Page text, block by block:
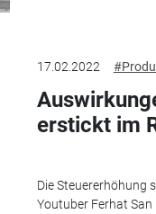
17.02.2022
erstickt im
Die Steuererhöhung
Youtuber Ferhat